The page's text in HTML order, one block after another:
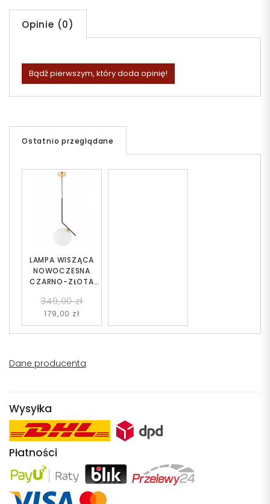
Opinie (0)
Bądź pierwszym, który doda opinię!
Ostatnio przeglądane
LAMPA WISZĄCA
NOWOCZESNA
CZARNO-ZŁOTA
SORENTO 20
349,00 zł
179,00 zł
Dane producenta
Wysyłka
Płatności